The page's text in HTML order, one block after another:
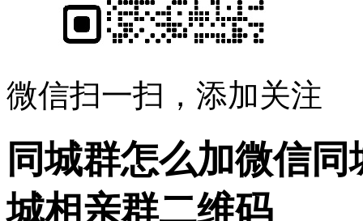
微信扫一扫，添加关注
同城群怎么加微信
城相亲群二维码